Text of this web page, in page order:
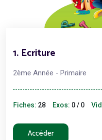
1. Ecriture
2ème Année - Primaire
Fiches: 28 Exos: 0 / 0
Accéder